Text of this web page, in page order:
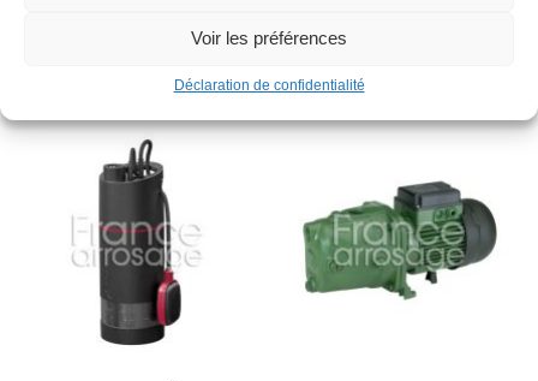
Voir les préférences
Déclaration de confidentialité